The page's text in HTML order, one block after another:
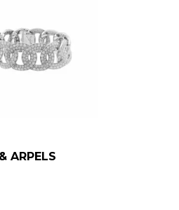
ARPELS